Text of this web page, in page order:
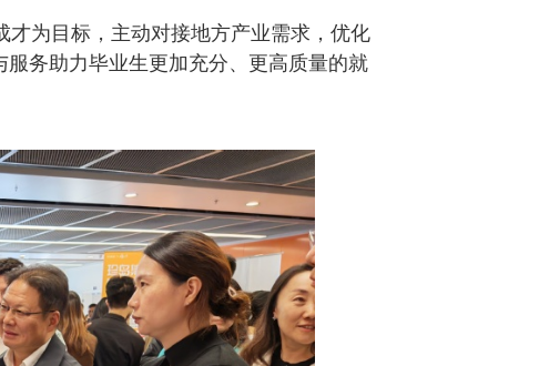
为目标，主动对接地方产业需求，优化
务助力毕业生更加充分、更高质量的就